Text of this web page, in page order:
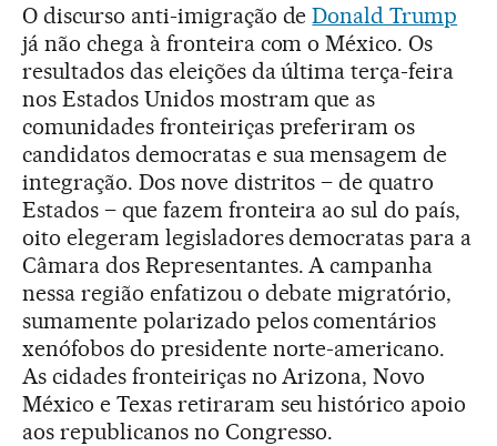
O discurso anti-imigração deDonald Trump
já não chega à fronteira com o México. Os
resultados das eleições da última terça-feira
nos Estados Unidos mostram que as
comunidades fronteiriças preferiram os
candidatos democratas e sua mensagem de
integração. Dos nove distritos – de quatro
Estados – que fazem fronteira ao sul do país,
oito elegeram legisladores democratas para a
Câmara dos Representantes. A campanha
nessa região enfatizou o debate migratório,
sumamente polarizado pelos comentários
xenófobos do presidente norte-americano.
As cidades fronteiriças no Arizona, Novo
México e Texas retiraram seu histórico apoio
aos republicanos no Congresso.